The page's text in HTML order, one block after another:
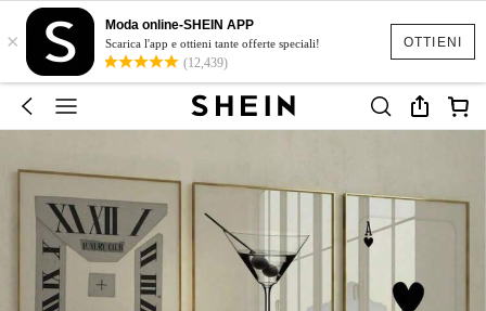
OTTIENI
×
Moda online-SHEIN APP
Scarica l'app e ottieni tante offerte speciali!
(12,439)